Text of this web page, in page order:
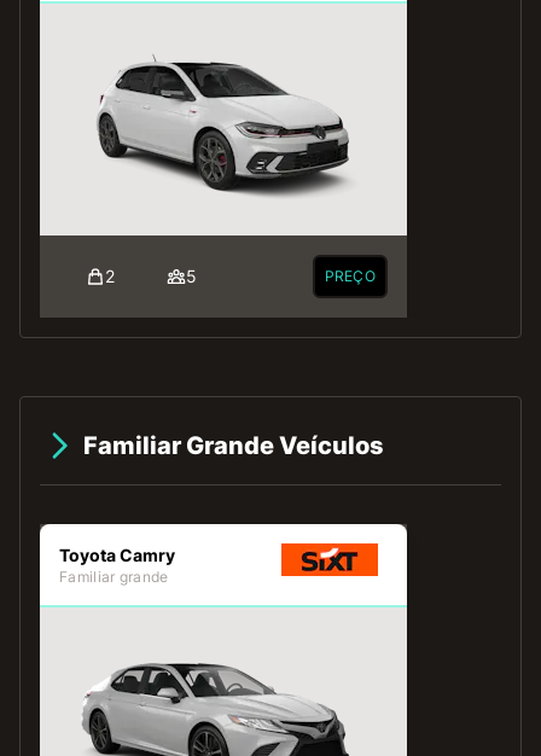
2 5 PREÇO
Familiar Grande Veículos
Toyota Camry
Familiar grande